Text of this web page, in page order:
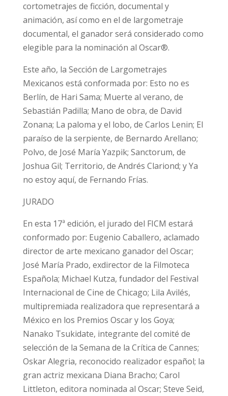
cortometrajes de ficción, documental y
animación, así como en el de largometraje
documental, el ganador será considerado como
elegible para la nominación al Oscar®.
Este año, la Sección de Largometrajes
Mexicanos está conformada por: Esto no es
Berlín, de Hari Sama; Muerte al verano, de
Sebastián Padilla; Mano de obra, de David
Zonana; La paloma y el lobo, de Carlos Lenin; El
paraíso de la serpiente, de Bernardo Arellano;
Polvo, de José María Yazpik; Sanctorum, de
Joshua Gil; Territorio, de Andrés Clariond; y Ya
no estoy aquí, de Fernando Frías.
JURADO
En esta 17ª edición, el jurado del FICM estará
conformado por: Eugenio Caballero, aclamado
director de arte mexicano ganador del Oscar;
José María Prado, exdirector de la Filmoteca
Española; Michael Kutza, fundador del Festival
Internacional de Cine de Chicago; Lila Avilés,
multipremiada realizadora que representará a
México en los Premios Oscar y los Goya;
Nanako Tsukidate, integrante del comité de
selección de la Semana de la Crítica de Cannes;
Oskar Alegria, reconocido realizador español; la
gran actriz mexicana Diana Bracho; Carol
Littleton, editora nominada al Oscar; Steve Seid,